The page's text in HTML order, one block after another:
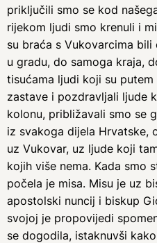
priključili smo se kod
rijekom ljudi smo krenuli i
su braća s Vukovarcima bili
u gradu, do samoga kraja,
tisućama ljudi koji su putem
zastave i pozdravljali ljude
kolonu, približavali smo se
iz svakoga dijela Hrvatske,
uz Vukovar, uz ljude koji
kojih više nema. Kada smo
počela je misa. Misu je uz
apostolski nuncij i biskup
svojoj je propovijedi
se dogodila, istaknuvši